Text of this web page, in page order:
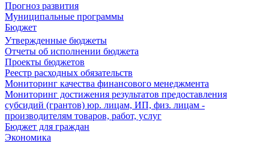
Прогноз развития
Муниципальные программы
Бюджет
Утвержденные бюджеты
Отчеты об исполнении бюджета
Проекты бюджетов
Реестр расходных обязательств
Мониторинг качества финансового менеджмента
Мониторинг достижения результатов предоставления
субсидий (грантов) юр. лицам, ИП, физ. лицам -
производителям товаров, работ, услуг
Бюджет для граждан
Экономика